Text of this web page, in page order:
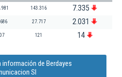
143.316 7.335
27.717 2.031
121 14
de Berdayes
Sl